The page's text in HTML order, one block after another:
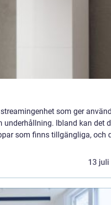
som ger
Ibland kan det
som finns tillgängliga, och
13 juli